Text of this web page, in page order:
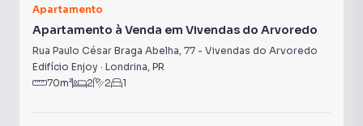
Apartamento
Apartamento à Venda em Vivendas do Arvoredo
Rua Paulo César Braga Abelha, 77 - Vivendas do Arvoredo
Edifício Enjoy · Londrina, PR
70m² 2 2 1